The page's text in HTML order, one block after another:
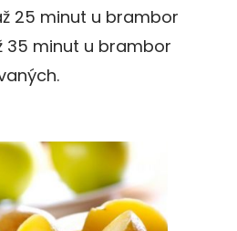
25 minut u brambor
35 minut u brambor